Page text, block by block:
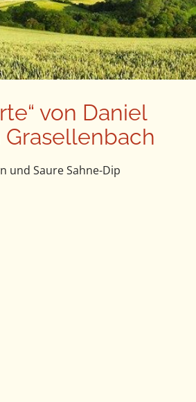
von Daniel
und Saure Sahne-Dip